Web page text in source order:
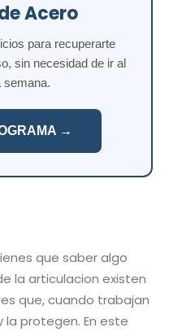
Acero
para recuperarte
sin necesidad de ir al
semana.
→
que saber algo
la articulacion existen
que, cuando trabajan
la protegen. En este